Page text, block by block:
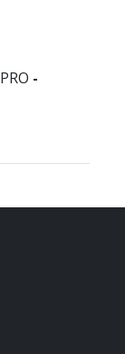
-